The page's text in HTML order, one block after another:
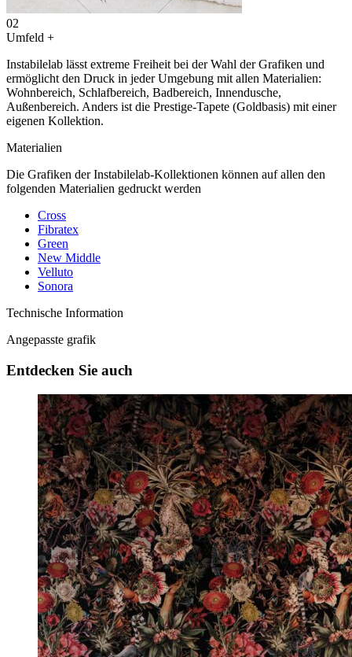
02
Umfeld +
Instabilelab lässt extreme Freiheit bei der Wahl der Grafiken und
ermöglicht den Druck in jeder Umgebung mit allen Materialien:
Wohnbereich, Schlafbereich, Badbereich, Innendusche,
Außenbereich. Anders ist die Prestige-Tapete (Goldbasis) mit einer
eigenen Kollektion.
Materialien
Die Grafiken der Instabilelab-Kollektionen können auf allen den
folgenden Materialien gedruckt werden
Cross
Fibratex
Green
New Middle
Velluto
Sonora
Technische Information
Angepasste grafik
Entdecken Sie auch